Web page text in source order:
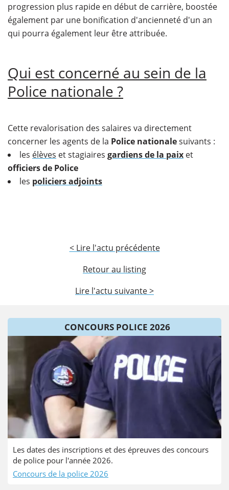
progression plus rapide en début de carrière, boostée
également par une bonification d'ancienneté d'un an
qui pourra également leur être attribuée.
Qui est concerné au sein de la
Police nationale ?
Cette revalorisation des salaires va directement
concerner les agents de la Police nationalesuivants :
les élèves et stagiaires gardiens de la paix et
officiers de Police
les policiers adjoints
< Lire l'actu précédente
Retour au listing
Lire l'actu suivante >
CONCOURS POLICE 2026
Les dates des inscriptions et des épreuves des concours
de police pour l'année 2026.
Concours de la police 2026